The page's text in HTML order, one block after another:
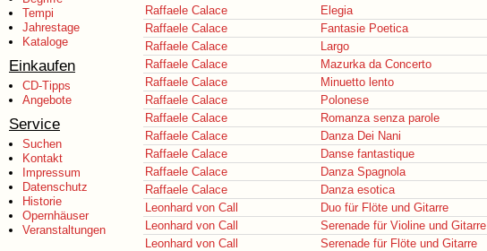
Tempi
Jahrestage
Kataloge
Einkaufen
CD-Tipps
Angebote
Service
Suchen
Kontakt
Impressum
Datenschutz
Historie
Opernhäuser
Veranstaltungen
Raffaele Calace Elegia
Raffaele Calace
Fantasie Poetica
Raffaele Calace
Largo
Raffaele Calace
Mazurka da Concerto
Raffaele Calace
Minuetto lento
Raffaele Calace
Polonese
Raffaele Calace
Romanza senza parole
Raffaele Calace
Danza Dei Nani
Raffaele Calace
Danse fantastique
Raffaele Calace
Danza Spagnola
Raffaele Calace
Danza esotica
Leonhard von Call
Duo für Flöte und Gitarre
Leonhard von Call
Serenade für Violine und Gitarre
Leonhard von Call
Serenade für Flöte und Gitarre